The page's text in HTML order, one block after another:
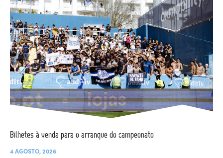
Bilhetes à venda para o arranque do campeonato
4 AGOSTO, 2026